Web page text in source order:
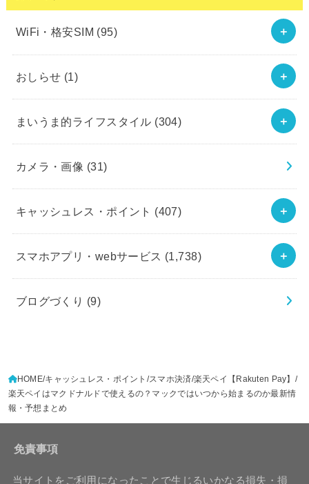
WiFi・格安SIM (95)
おしらせ (1)
まいうま的ライフスタイル (304)
カメラ・画像 (31)
キャッシュレス・ポイント (407)
スマホアプリ・webサービス (1,738)
ブログづくり (9)
HOME キャッシュレス・ポイント スマホ決済 楽天ペイ【Rakuten Pay】
楽天ペイはマクドナルドで使えるの？マックではいつから始まるのか最新情
報・予想まとめ
免責事項
当サイトをご利用になったことで生じるいかなる損失・損